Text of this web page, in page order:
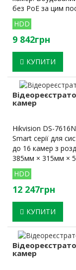
без PoE за цим
HDD
9 842грн
КУПИТИ
камер
Hikvision DS-
Smart серії для
до 16 камер з
385мм × 315мм ×
HDD
12 247грн
КУПИТИ
камер